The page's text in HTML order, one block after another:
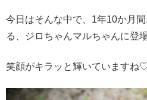
今日はそんな中で、1年10か月
る、ジロちゃんマルちゃんに登
笑顔がキラッと輝いていますね